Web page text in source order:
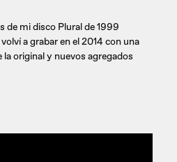
de mi disco Plural de 1999
a grabar en el 2014 con una
original y nuevos agregados